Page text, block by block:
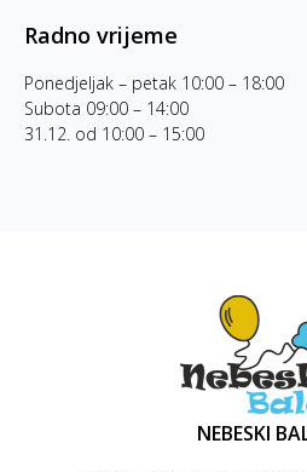
Radno vrijeme
Ponedjeljak – petak 10:00 – 18:00
Subota 09:00 – 14:00
31.12. od 10:00 – 15:00
NEBESKI